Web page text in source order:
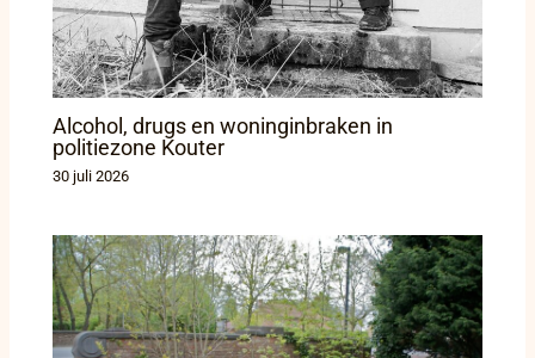
Alcohol, drugs en woninginbraken in
politiezone Kouter
30 juli 2026